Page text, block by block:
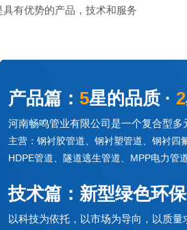
有优势的产品，技术和服务
产品篇： 5星的品质 · 2
河南畅鸣管业有限公司是一个复合型多
主营：钢衬胶管道、钢衬塑管道、钢衬四
HDPE管道、隧道逃生管道、MPP电力管
技术篇：新型绿色环
以科技为依托，以市场为导向，以质